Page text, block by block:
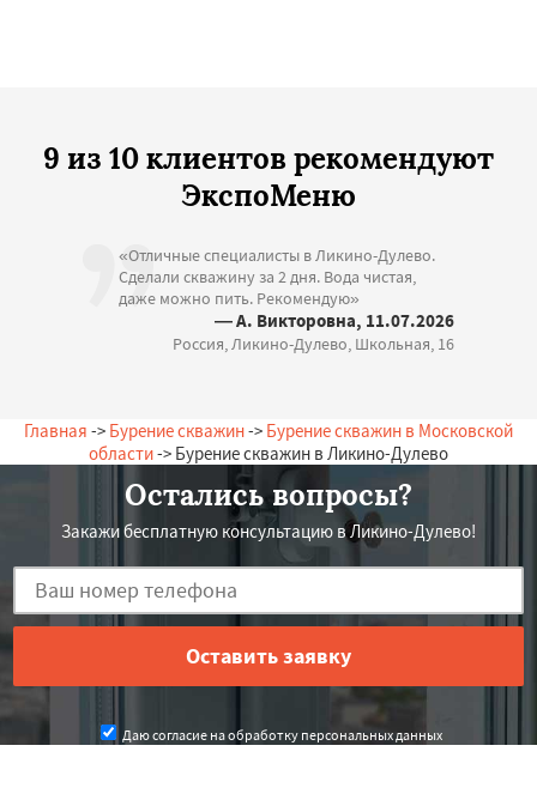
9 из 10 клиентов рекомендуют
ЭкспоМеню
«Отличные специалисты в Ликино-Дулево.
Сделали скважину за 2 дня. Вода чистая,
даже можно пить. Рекомендую»
— А. Викторовна, 11.07.2026
Россия, Ликино-Дулево, Школьная, 16
Главная -> Бурение скважин-> Бурение скважин в Московской
области-> Бурение скважин в Ликино-Дулево
Остались вопросы?
Закажи бесплатную консультацию в Ликино-Дулево!
Даю согласие на обработку персональных данных